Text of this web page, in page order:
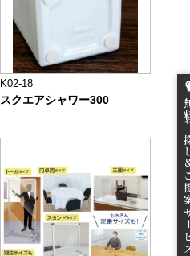
無
ご
K02-18
スクエアシャワー300